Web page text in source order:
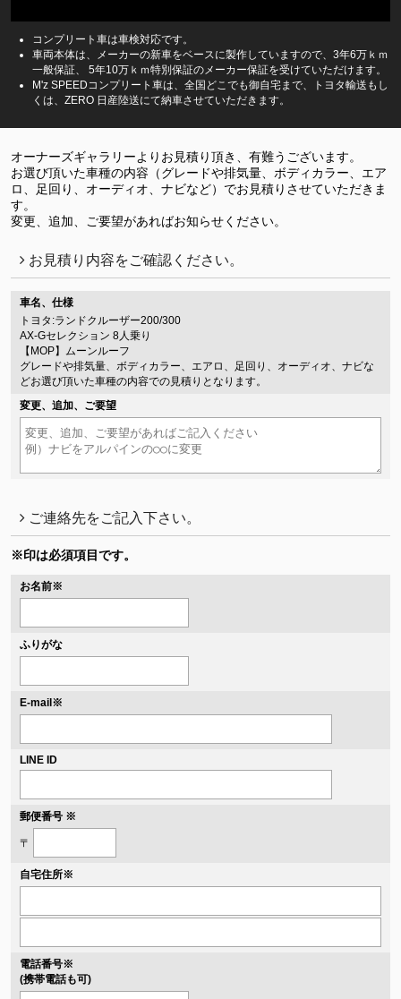
コンプリート車は車検対応です。
車両本体は、メーカーの新車をベースに製作していますので、3年6万ｋｍ
一般保証、 5年10万ｋｍ特別保証のメーカー保証を受けていただけます。
M'z SPEEDコンプリート車は、全国どこでも御自宅まで、トヨタ輸送もし
くは、ZERO 日産陸送にて納車させていただきます。
オーナーズギャラリーよりお見積り頂き、有難うございます。
お選び頂いた車種の内容（グレードや排気量、ボディカラー、エア
ロ、足回り、オーディオ、ナビなど）でお見積りさせていただきま
す。
変更、追加、ご要望があればお知らせください。
お見積り内容をご確認ください。
車名、仕様
トヨタ:ランドクルーザー200/300
AX-Gセレクション 8人乗り
【MOP】ムーンルーフ
グレードや排気量、ボディカラー、エアロ、足回り、オーディオ、ナビな
どお選び頂いた車種の内容での見積りとなります。
変更、追加、ご要望
ご連絡先をご記入下さい。
※印は必須項目です。
お名前※
ふりがな
E-mail ※
LINE ID
郵便番号 ※
〒
自宅住所※
電話番号※
(携帯電話も可)